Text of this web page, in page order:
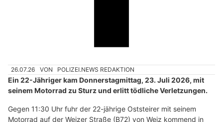
26.07.26 VON POLIZEI.NEWS REDAKTION
Ein 22-Jähriger kam Donnerstagmittag, 23. Juli 2026, mit
seinem Motorrad zu Sturz und erlitt tödliche Verletzungen.
Gegen 11:30 Uhr fuhr der 22-jährige Oststeirer mit seinem
Motorrad auf der Weizer Straße (B72) von Weiz kommend in